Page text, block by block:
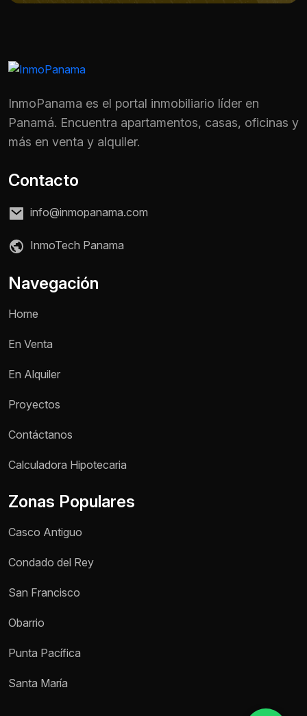
Teléfono / WhatsApp *
InmoPanama es el portal inmobiliario líder en
Panamá. Encuentra apartamentos, casas, oficinas y
más en venta y alquiler.
Contacto
info@inmopanama.com
InmoTech Panama
Navegación
Home
En Venta
En Alquiler
Proyectos
Contáctanos
Calculadora Hipotecaria
Zonas Populares
Casco Antiguo
Condado del Rey
San Francisco
Obarrio
Punta Pacífica
Santa María